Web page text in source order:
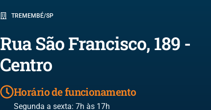
TREMEMBÉ/SP
Rua São Francisco, 189 -
Centro
Horário de funcionamento
Segunda a sexta: 7h às 17h